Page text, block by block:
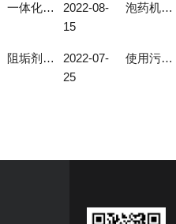
一体化投加装置选择型号有技巧！
2022-08-
15
泡药机的自动化程度高
阻垢剂投加装置可解决地下水总硬度过高问题
2022-07-
25
使用污水厂搅拌机要注意这几个细节